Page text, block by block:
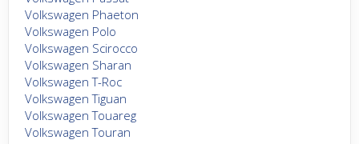
Volkswagen Phaeton
Volkswagen Polo
Volkswagen Scirocco
Volkswagen Sharan
Volkswagen T-Roc
Volkswagen Tiguan
Volkswagen Touareg
Volkswagen Touran